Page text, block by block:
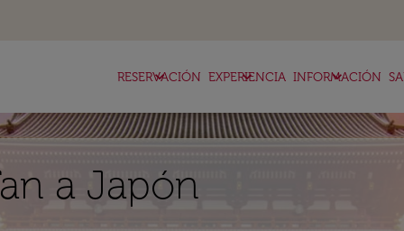
RESERVACIÓN
keyboard_arrow_down EXPERIENCIA
keyboard_arrow_down INFORMACIÓN
keyboard_arrow_down
a Japón